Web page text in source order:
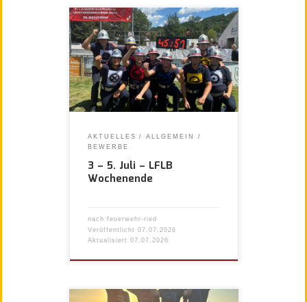
AKTUELLES
ALLGEMEIN
BEWERBE
3 – 5. Juli – LFLB
Wochenende
nach feuerwehr-ried
Veröffentlicht 07.07.2026
Aktualisiert 07.07.2026